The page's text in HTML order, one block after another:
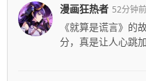
漫画狂热者 52分钟前
《就算是谎言》的
分，真是让人心跳加